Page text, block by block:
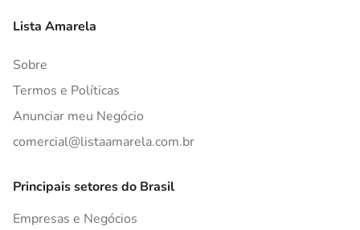
Lista Amarela
Sobre
Termos e Políticas
Anunciar meu Negócio
comercial@listaamarela.com.br
Principais setores do Brasil
Empresas e Negócios